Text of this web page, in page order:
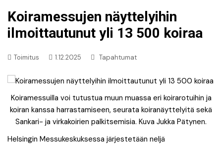
Koiramessujen näyttelyihin
ilmoittautunut yli 13 500 koiraa
Toimitus 1.12.2025 Tapahtumat
Koiramessuilla voi tutustua muun muassa eri koirarotuihin ja
koiran kanssa harrastamiseen, seurata koiranäyttelyitä sekä
Sankari- ja virkakoirien palkitsemisia. Kuva Jukka Pätynen.
Helsingin Messukeskuksessa järjestetään neljä